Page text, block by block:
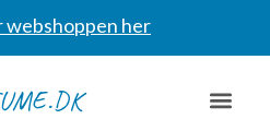
webshoppen her